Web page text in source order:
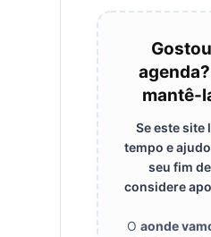
mantê-
Se este site
tempo e
seu fim
considere
O aonde